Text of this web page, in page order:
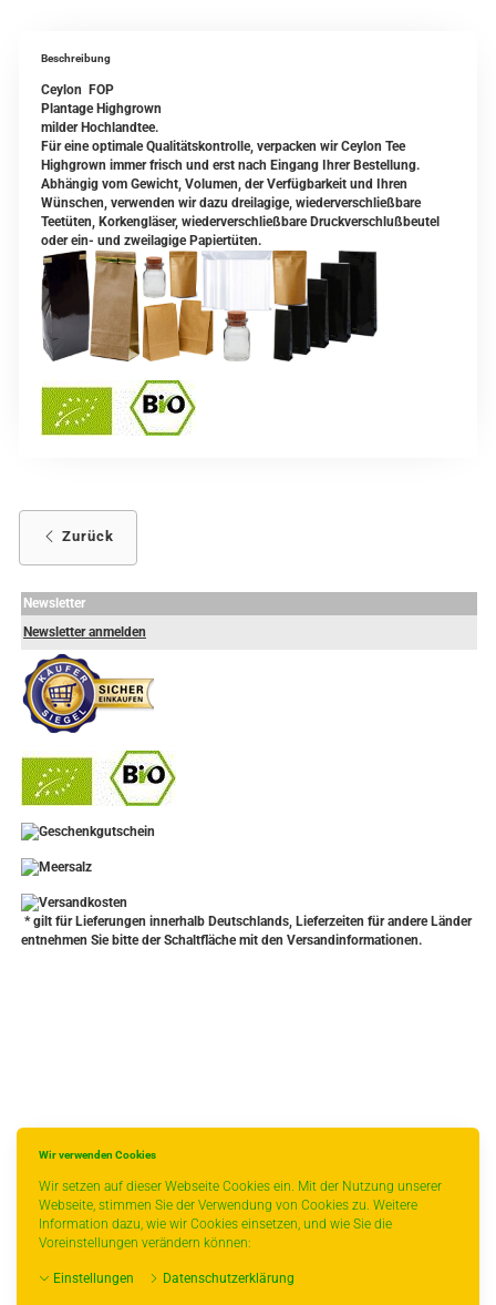
Wir verwenden Cookies
Wir setzen auf dieser Webseite Cookies ein. Mit der Nutzung unserer
Webseite, stimmen Sie der Verwendung von Cookies zu. Weitere
Information dazu, wie wir Cookies einsetzen, und wie Sie die
Voreinstellungen verändern können:
Einstellungen Datenschutzerklärung
Beschreibung
Ceylon FOP
Plantage Highgrown
milder Hochlandtee.
Für eine optimale Qualitätskontrolle, verpacken wir Ceylon Tee
Highgrown immer frisch und erst nach Eingang Ihrer Bestellung.
Abhängig vom Gewicht, Volumen, der Verfügbarkeit und Ihren
Wünschen, verwenden wir dazu dreilagige, wiederverschließbare
Teetüten, Korkengläser, wiederverschließbare Druckverschlußbeutel
oder ein- und zweilagige Papiertüten.
Zurück
Newsletter
Newsletter anmelden
* gilt für Lieferungen innerhalb Deutschlands, Lieferzeiten für andere Länder
entnehmen Sie bitte der Schaltfläche mit den Versandinformationen.